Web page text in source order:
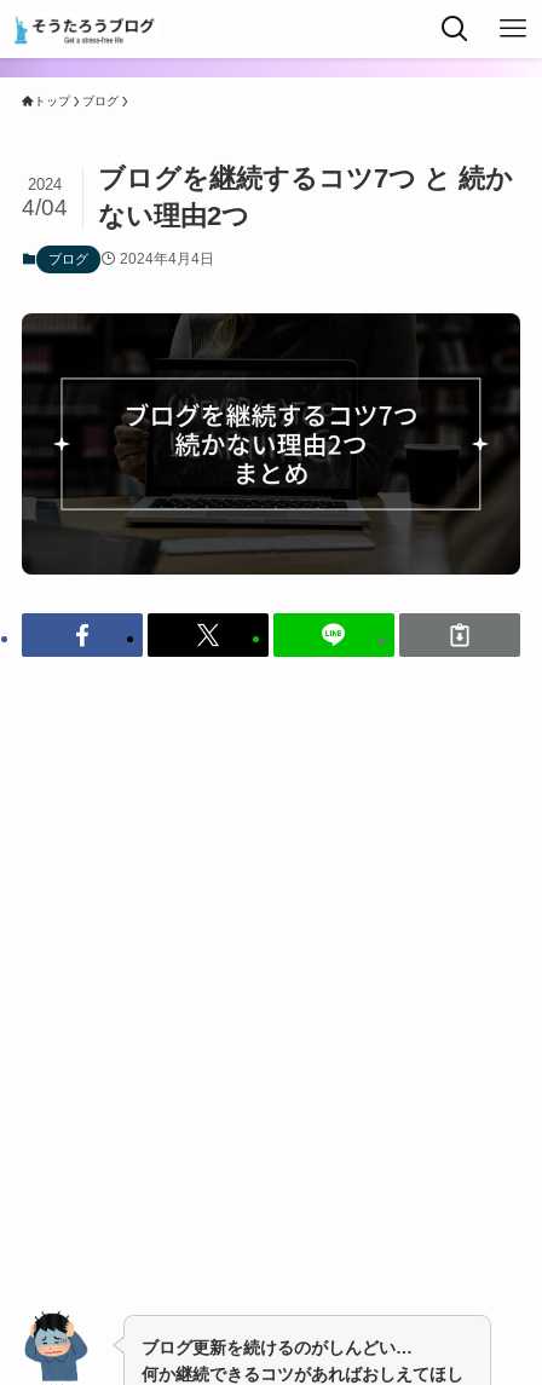
トップ ブログ
ブログを継続するコツ7つ と 続か
ない理由2つ
2024
4/04
ブログ 2024年4月4日
ブログ更新を続けるのがしんどい…
何か継続できるコツがあればおしえてほし